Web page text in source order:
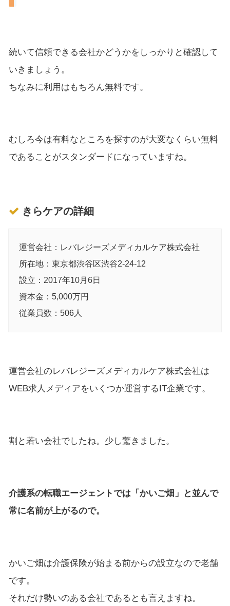
続いて信頼できる会社かどうかをしっかりと確認して
いきましょう。
ちなみに利用はもちろん無料です。
むしろ今は有料なところを探すのが大変なくらい無料
であることがスタンダードになっていますね。
きらケアの詳細
運営会社：レバレジーズメディカルケア株式会社
所在地：東京都渋谷区渋谷2-24-12
設立：2017年10月6日
資本金：5,000万円
従業員数：506人
運営会社のレバレジーズメディカルケア株式会社は
WEB求人メディアをいくつか運営するIT企業です。
割と若い会社でしたね。少し驚きました。
介護系の転職エージェントでは「かいご畑」と並んで
常に名前が上がるので。
かいご畑は介護保険が始まる前からの設立なので老舗
です。
それだけ勢いのある会社であるとも言えますね。